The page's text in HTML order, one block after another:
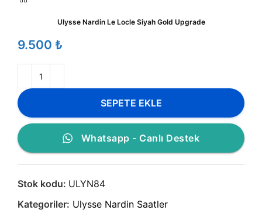
Ulysse Nardin Le Locle Siyah Gold Upgrade
₺
SEPETE EKLE
Whatsapp - Canlı Destek
Stok kodu: ULYN84
Kategoriler: Ulysse Nardin Saatler